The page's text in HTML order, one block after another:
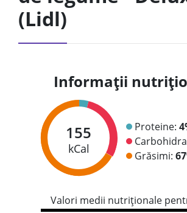
(Lidl)
Informații
155
kCal
Proteine:
Grăsimi:
Valori medii nutriționale